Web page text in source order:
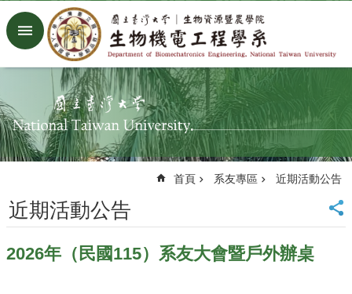
跳到主要內容區塊
進
首
頁
臺
首
頁
機
首頁 系友專區 近期活動公告
近期活動公告
2026年（民國115）系友大會暨戶外辦桌